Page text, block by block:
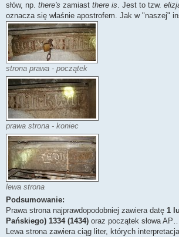
słów, np. there's zamiast there is. Jest to tzw.
oznacza się właśnie apostrofem. Jak w "naszej"
strona prawa - początek
prawa strona - koniec
lewa strona
Podsumowanie:
Prawa strona najprawdopodobniej zawiera datę 1
Pańskiego) 1334 (1434) oraz początek słowa
Lewa strona zawiera ciąg liter, których